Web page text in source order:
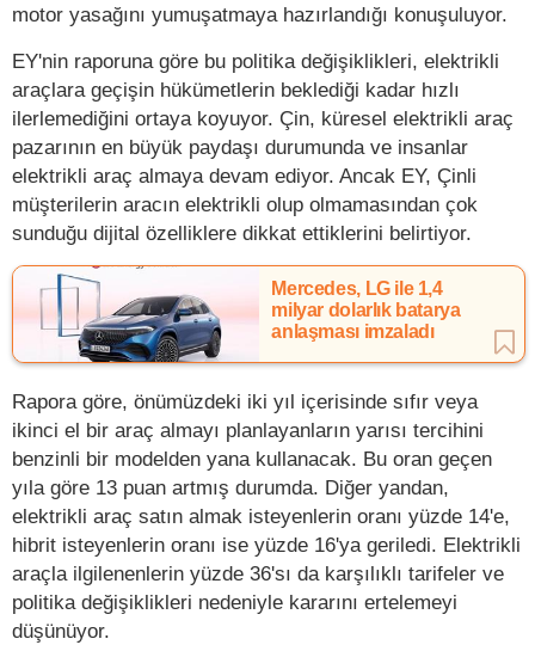
motor yasağını yumuşatmaya hazırlandığı konuşuluyor.
EY'nin raporuna göre bu politika değişiklikleri, elektrikli
araçlara geçişin hükümetlerin beklediği kadar hızlı
ilerlemediğini ortaya koyuyor. Çin, küresel elektrikli araç
pazarının en büyük paydaşı durumunda ve insanlar
elektrikli araç almaya devam ediyor. Ancak EY, Çinli
müşterilerin aracın elektrikli olup olmamasından çok
sunduğu dijital özelliklere dikkat ettiklerini belirtiyor.
Mercedes, LG ile 1,4
milyar dolarlık batarya
anlaşması imzaladı
Rapora göre, önümüzdeki iki yıl içerisinde sıfır veya
ikinci el bir araç almayı planlayanların yarısı tercihini
benzinli bir modelden yana kullanacak. Bu oran geçen
yıla göre 13 puan artmış durumda. Diğer yandan,
elektrikli araç satın almak isteyenlerin oranı yüzde 14'e,
hibrit isteyenlerin oranı ise yüzde 16'ya geriledi. Elektrikli
araçla ilgilenenlerin yüzde 36'sı da karşılıklı tarifeler ve
politika değişiklikleri nedeniyle kararını ertelemeyi
düşünüyor.